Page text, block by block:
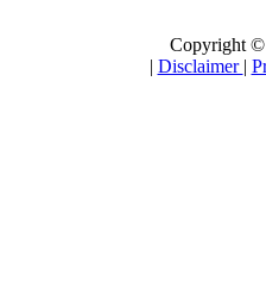
Copyright ©
| Disclaimer |